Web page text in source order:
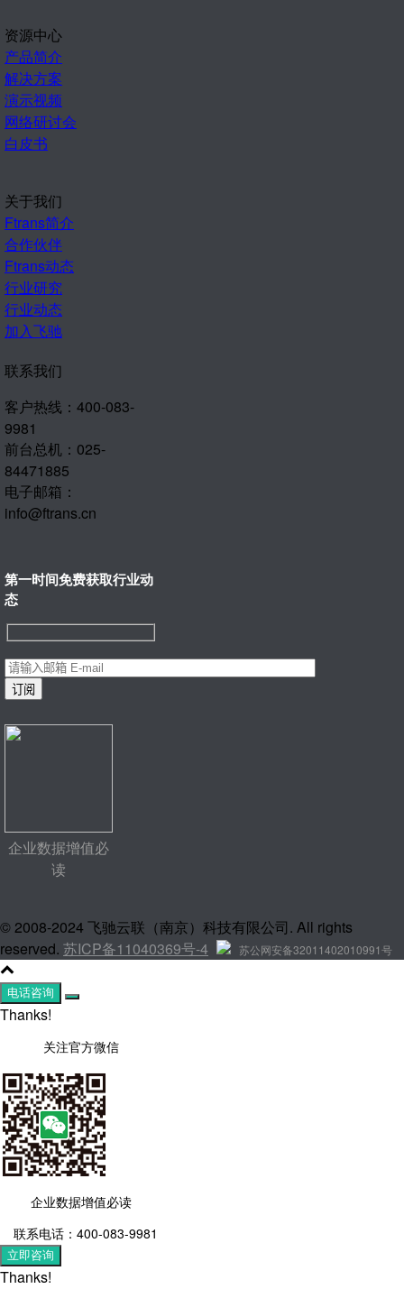
资源中心
产品简介
解决方案
演示视频
网络研讨会
白皮书
关于我们
Ftrans简介
合作伙伴
Ftrans动态
行业研究
行业动态
加入飞驰
联系我们
客户热线：400-083-
9981
前台总机：025-
84471885
电子邮箱：
info@ftrans.cn
第一时间免费获取行业动
态
企业数据增值必
读
© 2008-2024 飞驰云联（南京）科技有限公司. All rights
reserved. 苏ICP备11040369号-4 苏公网安备32011402010991号
电话咨询
Thanks!
关注官方微信
企业数据增值必读
联系电话：400-083-9981
立即咨询
Thanks!